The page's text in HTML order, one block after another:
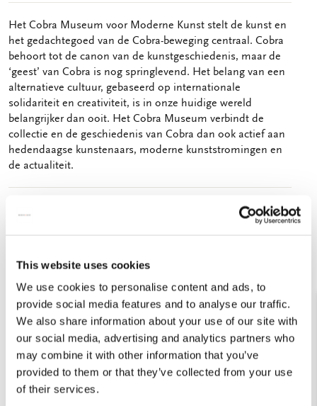
This website uses cookies
We use cookies to personalise content and ads, to
provide social media features and to analyse our traffic.
We also share information about your use of our site with
our social media, advertising and analytics partners who
may combine it with other information that you’ve
provided to them or that they’ve collected from your use
of their services.
Het Cobra Museum voor Moderne Kunst stelt de kunst en
het gedachtegoed van de Cobra-beweging centraal. Cobra
behoort tot de canon van de kunstgeschiedenis, maar de
‘geest’ van Cobra is nog springlevend. Het belang van een
alternatieve cultuur, gebaseerd op internationale
solidariteit en creativiteit, is in onze huidige wereld
belangrijker dan ooit. Het Cobra Museum verbindt de
collectie en de geschiedenis van Cobra dan ook actief aan
hedendaagse kunstenaars, moderne kunststromingen en
de actualiteit.
Filters
Toevoegen
aan
verlanglijst